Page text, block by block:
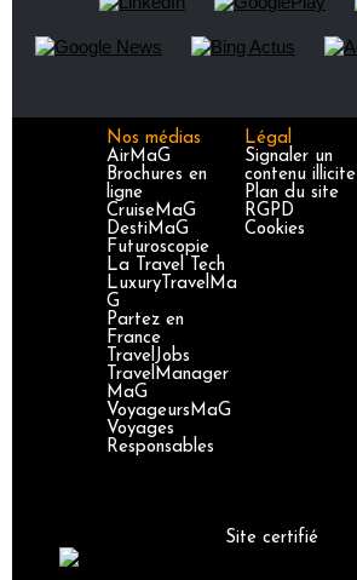
Nos médias
AirMaG
Brochures en
ligne
CruiseMaG
DestiMaG
Futuroscopie
La Travel Tech
LuxuryTravelMa
G
Partez en
France
TravelJobs
TravelManager
MaG
VoyageursMaG
Voyages
Responsables
Légal
Signaler un
contenu illicite
Plan du site
RGPD
Cookies
Site certifié